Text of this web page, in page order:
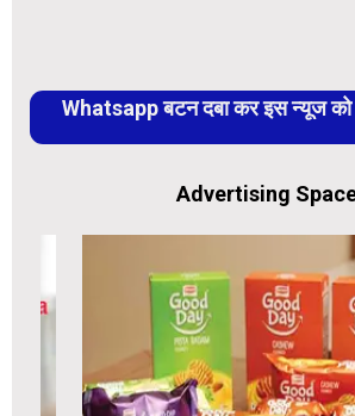
Whatsapp बटन दबा कर इस न्यूज
Advertising